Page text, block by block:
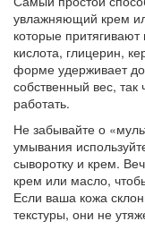
увлажняющий крем
которые
кислота, глицерин,
форме удерживает
собственный вес,
работать.
Не забывайте о
умывания
сыворотку и крем.
крем или масло,
Если ваша кожа
текстуры, они не